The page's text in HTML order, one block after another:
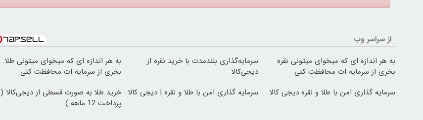
از سراسر وب
به هر اندازه ای که میخوای میتونی نقره
بخری از سرمایه ات محافظت کنی
سرمایه‌گذاری بلندمدت با خرید نقره از
دیجی‌کالا
به هر اندازه ای که میخوای میتونی طلا
بخری از سرمایه ات محافظت کنی
سرمایه گذاری امن با طلا و نقره دیجی کالا
سرمایه گذاری امن با طلا و نقره | دیجی کالا خرید طلا به صورت قسطی از دیجی‌کالا (
پرداخت 12 ماهه )